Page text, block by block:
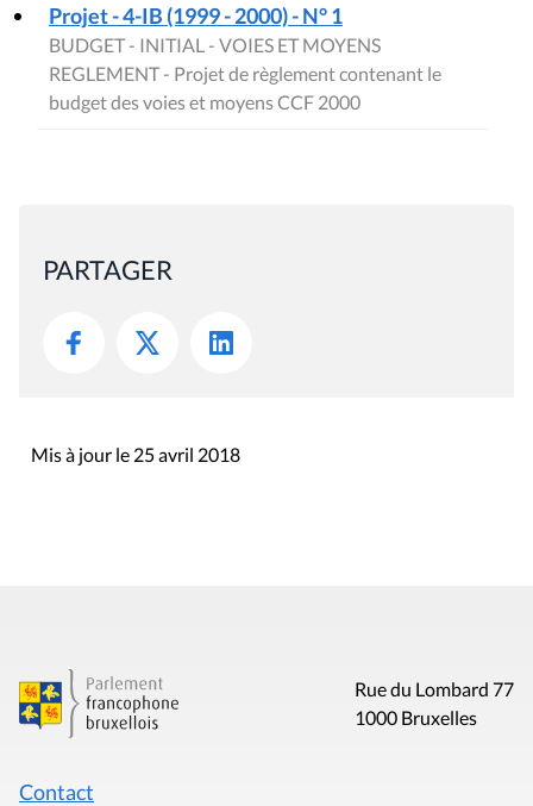
Projet - 4-IB (1999 - 2000) - N° 1
BUDGET - INITIAL - VOIES ET MOYENS
REGLEMENT - Projet de règlement contenant le
budget des voies et moyens CCF 2000
PARTAGER
Mis à jour le 25 avril 2018
Rue du Lombard 77
1000 Bruxelles
Contact